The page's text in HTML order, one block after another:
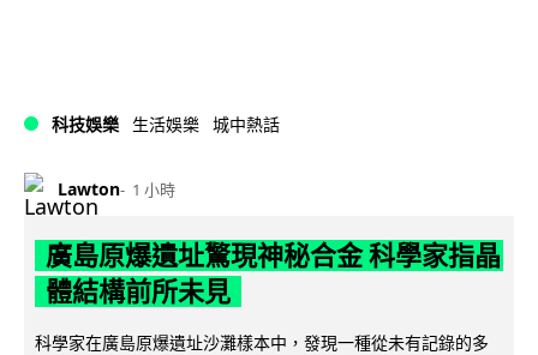
科技娛樂 生活娛樂 城中熱話
Lawton 1 小時
廣島原爆遺址驚現神秘合金 科學家指晶
體結構前所未見
科學家在廣島原爆遺址沙灘樣本中，發現一種從未有記錄的多